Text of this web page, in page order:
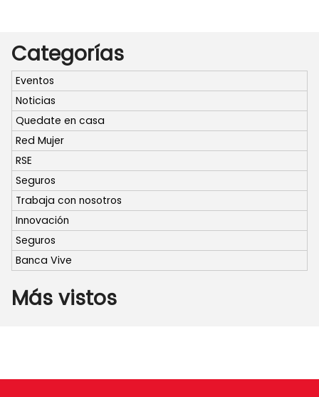
Categorías
Eventos
Noticias
Quedate en casa
Red Mujer
RSE
Seguros
Trabaja con nosotros
Innovación
Seguros
Banca Vive
Más vistos